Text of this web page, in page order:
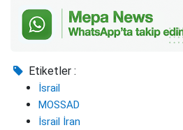
Etiketler :
İsrail
MOSSAD
İsrail İran